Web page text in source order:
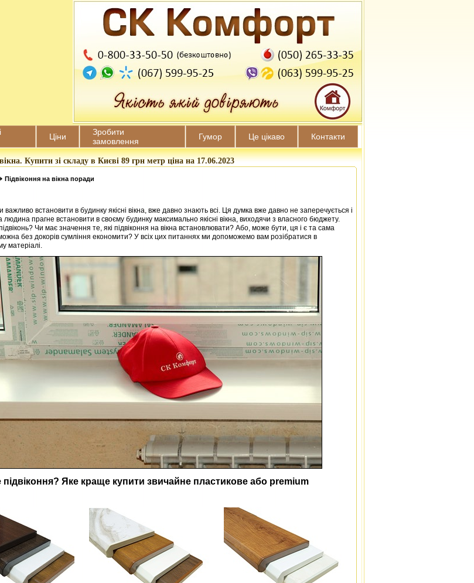
Ціни
Зробити
замовлення
Гумор Це цікаво Контакти
Купити зі складу в Києві 89 грн метр ціна на 17.06.2023
Підвіконня на вікна поради
важливо встановити в будинку якісні вікна, вже давно знають всі. Ця думка вже давно не заперечується і
людина прагне встановити в своєму будинку максимально якісні вікна, виходячи з власного бюджету.
Чи має значення те, які підвіконня на вікна встановлювати? Або, може бути, ця і є та сама
без докорів сумління економити? У всіх цих питаннях ми допоможемо вам розібратися в
матеріалі.
Яке краще купити звичайне пластикове або premium